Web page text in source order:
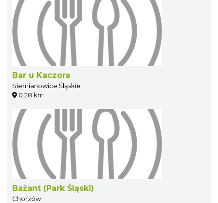
Bar u Kaczora
Siemianowice Śląskie
0.28 km
Bażant (Park Śląski)
Chorzów